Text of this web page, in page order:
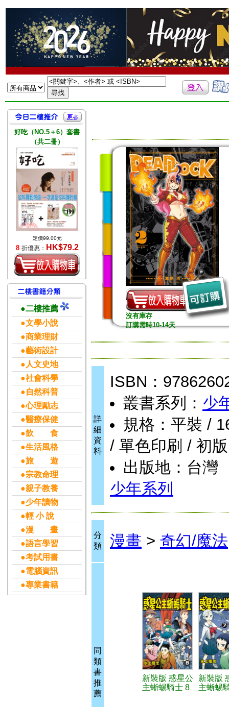
好吃（NO.5＋6）套書
（共二冊）
定價99.00元
8 折優惠： HK$79.2
●二樓推薦
●文學小說
●商業理財
●藝術設計
●人文史地
●社會科學
●自然科普
●心理勵志
●醫療保健
●飲 食
●生活風格
●旅 遊
●宗教命理
●親子教養
●少年讀物
●輕 小 說
●漫 畫
●語言學習
●考試用書
●電腦資訊
●專業書籍
沒有庫存
訂購需時10-14天
詳
細
資
料
ISBN：
叢書系列： 少
規格：平裝 /
/ 單色印刷 / 初版
出版地：台灣
少年系列
分
類
漫畫 > 奇幻/魔法
同
類
書
推
薦
新裝版 惑星公
主蜥蜴騎士 8
新裝版
主蜥蜴